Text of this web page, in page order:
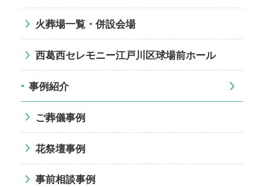
火葬場一覧・併設会場
西葛西セレモニー江戸川区球場前ホール
事例紹介
ご葬儀事例
花祭壇事例
事前相談事例